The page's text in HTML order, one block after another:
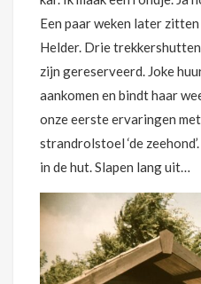
Een paar weken later
Helder. Drie
zijn gereserveerd. Joke
aankomen en bindt haar
onze eerste ervaringen
strandrolstoel ‘de
in de hut. Slapen lang uit…